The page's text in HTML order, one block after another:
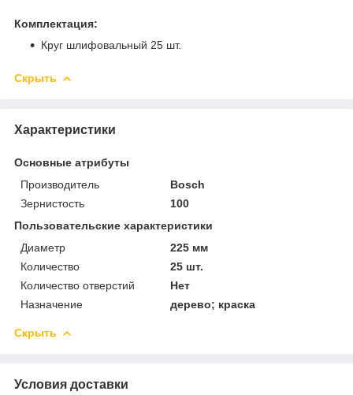
Комплектация:
Круг шлифовальный 25 шт.
Скрыть
Характеристики
Основные атрибуты
Производитель
Bosch
Зернистость
100
Пользовательские характеристики
Диаметр
225 мм
Количество
25 шт.
Количество отверстий
Нет
Назначение
дерево; краска
Скрыть
Условия доставки